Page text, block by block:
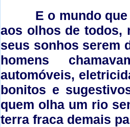
E o mundo que
aos olhos de todos,
seus sonhos serem
homens
automóveis,
bonitos e
quem olha um rio
terra fraca demais